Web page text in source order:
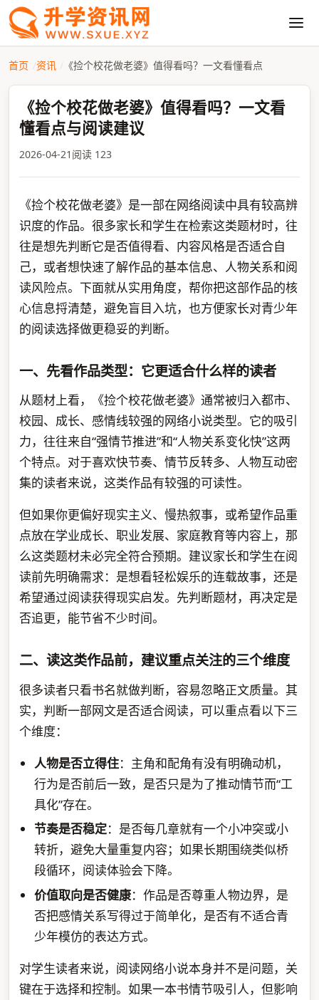
首页 资讯 《捡个校花做老婆》值得看吗？一文看懂看点
《捡个校花做老婆》值得看吗？一文看
懂看点与阅读建议
2026-04-21 阅读 123
《捡个校花做老婆》是一部在网络阅读中具有较高辨
识度的作品。很多家长和学生在检索这类题材时，往
往是想先判断它是否值得看、内容风格是否适合自
己，或者想快速了解作品的基本信息、人物关系和阅
读风险点。下面就从实用角度，帮你把这部作品的核
心信息捋清楚，避免盲目入坑，也方便家长对青少年
的阅读选择做更稳妥的判断。
一、先看作品类型：它更适合什么样的读者
从题材上看，《捡个校花做老婆》通常被归入都市、
校园、成长、感情线较强的网络小说类型。它的吸引
力，往往来自“强情节推进”和“人物关系变化快”这两
个特点。对于喜欢快节奏、情节反转多、人物互动密
集的读者来说，这类作品有较强的可读性。
但如果你更偏好现实主义、慢热叙事，或希望作品重
点放在学业成长、职业发展、家庭教育等内容上，那
么这类题材未必完全符合预期。建议家长和学生在阅
读前先明确需求：是想看轻松娱乐的连载故事，还是
希望通过阅读获得现实启发。先判断题材，再决定是
否追更，能节省不少时间。
二、读这类作品前，建议重点关注的三个维度
很多读者只看书名就做判断，容易忽略正文质量。其
实，判断一部网文是否适合阅读，可以重点看以下三
个维度：
人物是否立得住：主角和配角有没有明确动机，
行为是否前后一致，是否只是为了推动情节而“工
具化”存在。
节奏是否稳定：是否每几章就有一个小冲突或小
转折，避免大量重复内容；如果长期围绕类似桥
段循环，阅读体验会下降。
价值取向是否健康：作品是否尊重人物边界，是
否把感情关系写得过于简单化，是否有不适合青
少年模仿的表达方式。
对学生读者来说，阅读网络小说本身并不是问题，关
键在于选择和控制。如果一本书情节吸引人，但影响